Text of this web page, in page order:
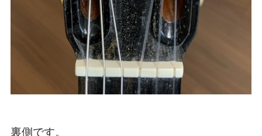
裏側です。